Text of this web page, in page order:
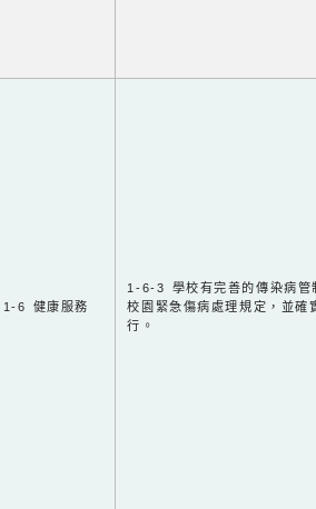
1-6 健康服務
1-6-3 學校有完善的傳染病管
校園緊急傷病處理規定，並確
行。